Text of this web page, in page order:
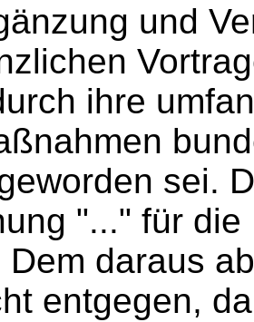
und
ihre
sei.
"..." für
Dem daraus
entgegen,